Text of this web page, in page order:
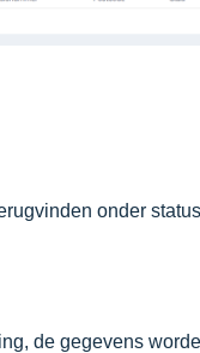
onder
de gegevens